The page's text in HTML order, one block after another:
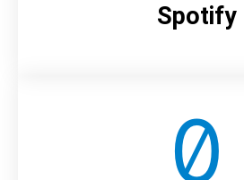
Spotify